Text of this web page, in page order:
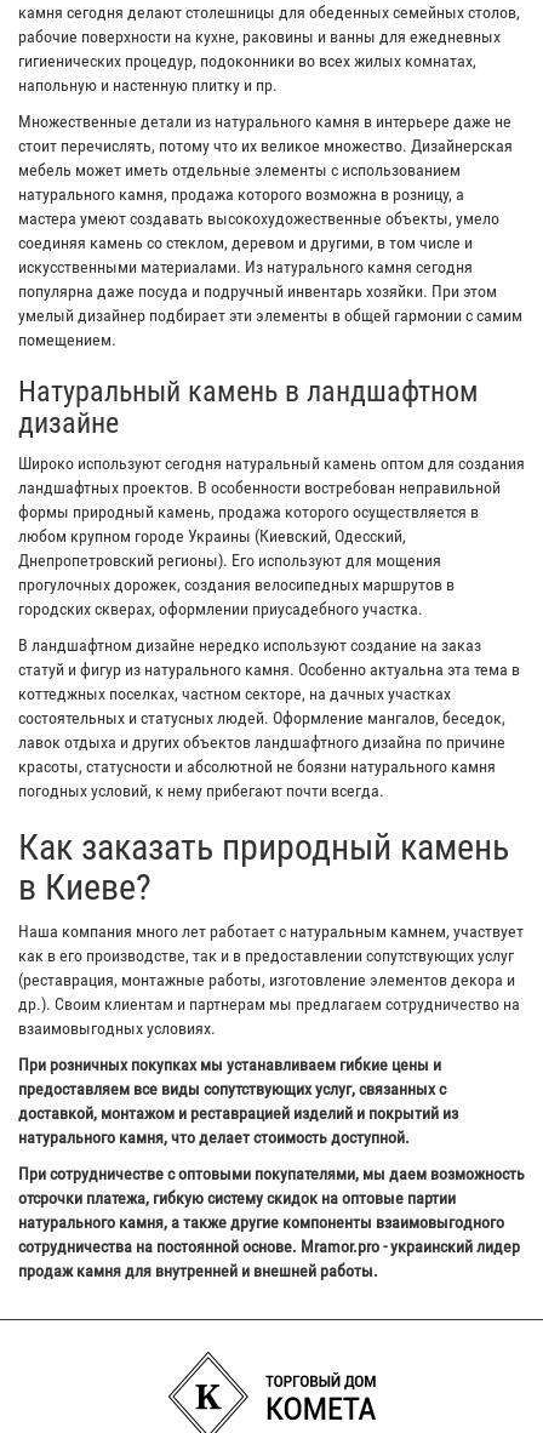
камня сегодня делают столешницы для обеденных семейных столов,
рабочие поверхности на кухне, раковины и ванны для ежедневных
гигиенических процедур, подоконники во всех жилых комнатах,
напольную и настенную плитку и пр.
Множественные детали из натурального камня в интерьере даже не
стоит перечислять, потому что их великое множество. Дизайнерская
мебель может иметь отдельные элементы с использованием
натурального камня, продажа которого возможна в розницу, а
мастера умеют создавать высокохудожественные объекты, умело
соединяя камень со стеклом, деревом и другими, в том числе и
искусственными материалами. Из натурального камня сегодня
популярна даже посуда и подручный инвентарь хозяйки. При этом
умелый дизайнер подбирает эти элементы в общей гармонии с самим
помещением.
Натуральный камень в ландшафтном
дизайне
Широко используют сегодня натуральный камень оптом для создания
ландшафтных проектов. В особенности востребован неправильной
формы природный камень, продажа которого осуществляется в
любом крупном городе Украины (Киевский, Одесский,
Днепропетровский регионы). Его используют для мощения
прогулочных дорожек, создания велосипедных маршрутов в
городских скверах, оформлении приусадебного участка.
В ландшафтном дизайне нередко используют создание на заказ
статуй и фигур из натурального камня. Особенно актуальна эта тема в
коттеджных поселках, частном секторе, на дачных участках
состоятельных и статусных людей. Оформление мангалов, беседок,
лавок отдыха и других объектов ландшафтного дизайна по причине
красоты, статусности и абсолютной не боязни натурального камня
погодных условий, к нему прибегают почти всегда.
Как заказать природный камень
в Киеве?
Наша компания много лет работает с натуральным камнем, участвует
как в его производстве, так и в предоставлении сопутствующих услуг
(реставрация, монтажные работы, изготовление элементов декора и
др.). Своим клиентам и партнерам мы предлагаем сотрудничество на
взаимовыгодных условиях.
При розничных покупках мы устанавливаем гибкие цены и
предоставляем все виды сопутствующих услуг, связанных с
доставкой, монтажом и реставрацией изделий и покрытий из
натурального камня, что делает стоимость доступной.
При сотрудничестве с оптовыми покупателями, мы даем возможность
отсрочки платежа, гибкую систему скидок на оптовые партии
натурального камня, а также другие компоненты взаимовыгодного
сотрудничества на постоянной основе. Mramor.pro - украинский лидер
продаж камня для внутренней и внешней работы.